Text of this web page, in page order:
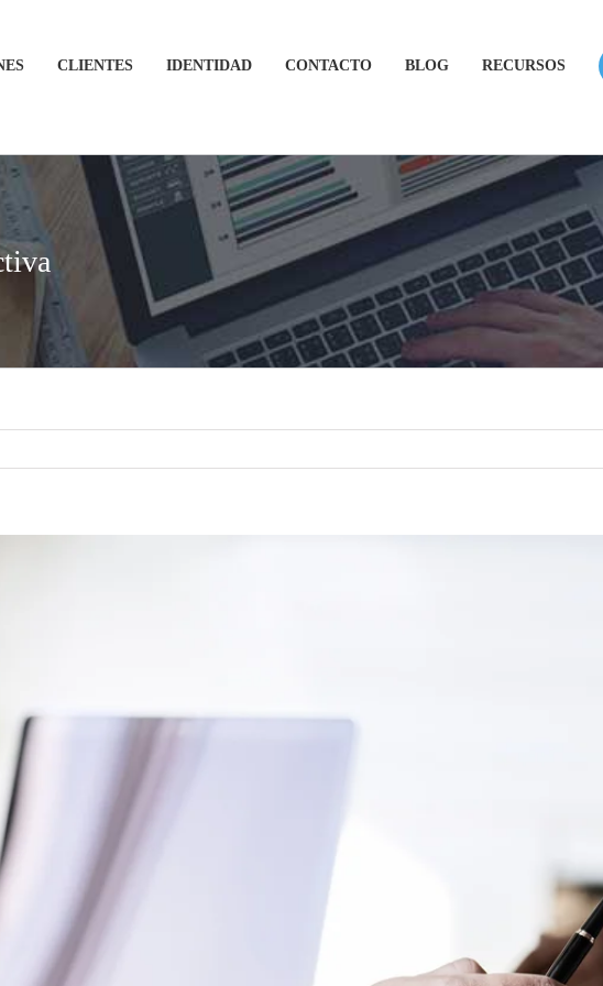
CLIENTES IDENTIDAD CONTACTO BLOG RECURSOS